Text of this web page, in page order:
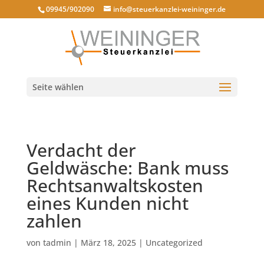
09945/902090 info@steuerkanzlei-weininger.de
Seite wählen
Verdacht der
Geldwäsche: Bank muss
Rechtsanwaltskosten
eines Kunden nicht
zahlen
von tadmin | März 18, 2025| Uncategorized